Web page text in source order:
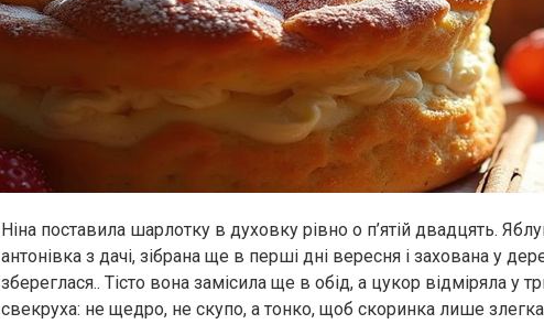
Ніна поставила шарлотку в духовку рівно о п’ятій двадцять.
антонівка з дачі, зібрана ще в перші дні вересня і захована у
збереглася.. Тісто вона замісила ще в обід, а цукор відміряла у
свекруха: не щедро, не скупо, а тонко, щоб скоринка лише злегка